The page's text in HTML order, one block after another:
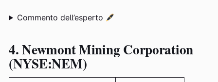
Commento dell’esperto
4. Newmont Mining Corporation
(NYSE:NEM)